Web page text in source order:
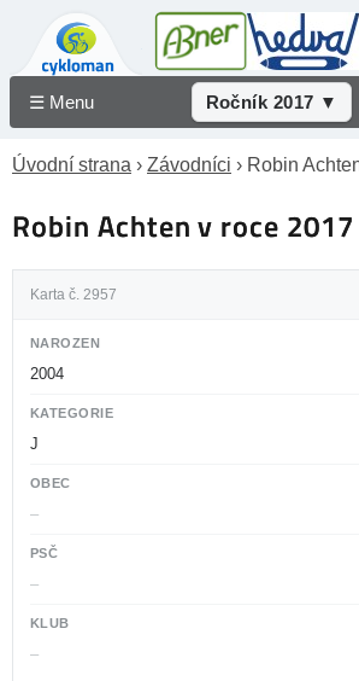
☰ Menu Ročník 2017 ▼
Úvodní strana › Závodníci › Robin
Robin Achten v roce 2017
Karta č. 2957
NAROZEN
2004
KATEGORIE
J
OBEC
–
PSČ
–
KLUB
–